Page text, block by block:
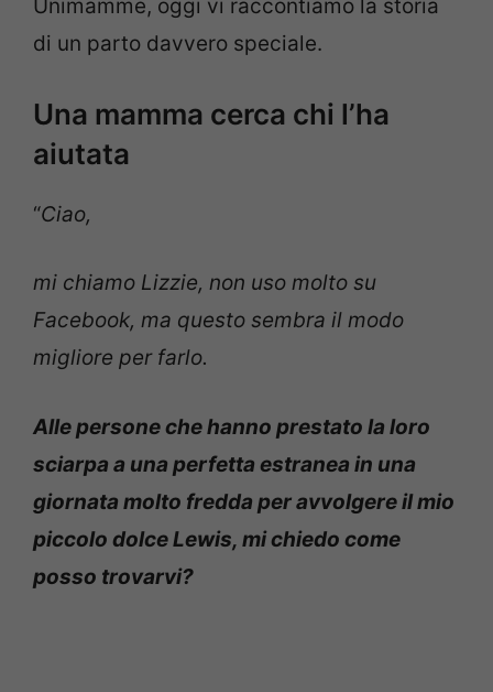
Unimamme, oggi vi raccontiamo la storia
di un parto davvero speciale.
Una mamma cerca chi l’ha
aiutata
“Ciao,
mi chiamo Lizzie, non uso molto su
Facebook, ma questo sembra il modo
migliore per farlo.
Alle persone che hanno prestato la loro
sciarpa a una perfetta estranea in una
giornata molto fredda per avvolgere il mio
piccolo dolce Lewis, mi chiedo come
posso trovarvi?